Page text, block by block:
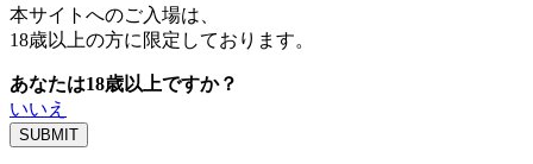
本サイトへのご入場は、
18歳以上の方に限定しております。
あなたは18歳以上ですか？
いいえ